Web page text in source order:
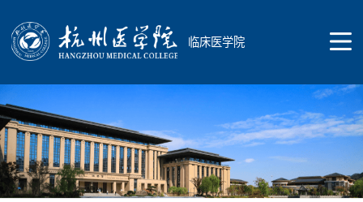
临床医学院
首页